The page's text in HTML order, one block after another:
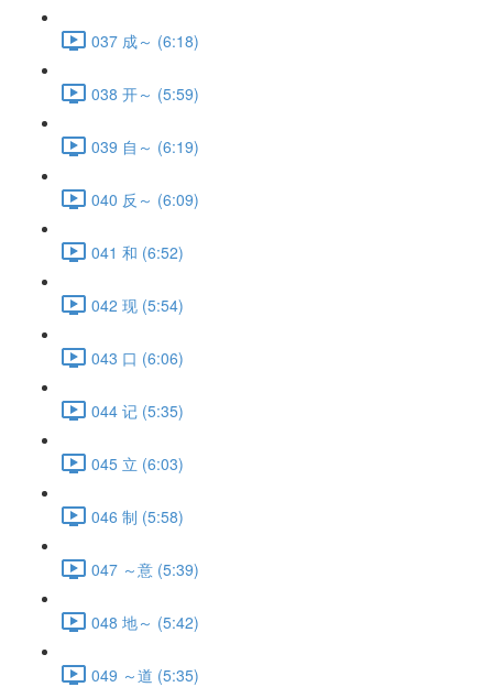
037 成～ (6:18)
038 开～ (5:59)
039 自～ (6:19)
040 反～ (6:09)
041 和 (6:52)
042 现 (5:54)
043 口 (6:06)
044 记 (5:35)
045 立 (6:03)
046 制 (5:58)
047 ～意 (5:39)
048 地～ (5:42)
049 ～道 (5:35)